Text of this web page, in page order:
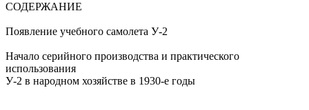
СОДЕРЖАНИЕ
Появление учебного самолета У-2
Начало серийного производства и практического
использования
У-2 в народном хозяйстве в 1930-е годы